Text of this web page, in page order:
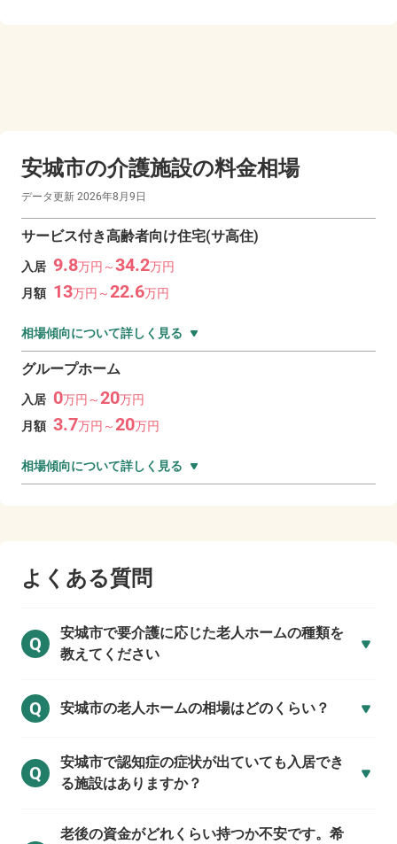
安城市の介護施設の料金相場
データ更新 2026年8月9日
サービス付き高齢者向け住宅(サ高住)
入居 9.8万円～34.2万円
月額 13万円～22.6万円
相場傾向について詳しく見る
グループホーム
入居 0万円～20万円
月額 3.7万円～20万円
相場傾向について詳しく見る
よくある質問
Q
安城市で要介護に応じた老人ホームの種類を
教えてください
Q 安城市の老人ホームの相場はどのくらい？
Q
安城市で認知症の症状が出ていても入居でき
る施設はありますか？
老後の資金がどれくらい持つか不安です。希